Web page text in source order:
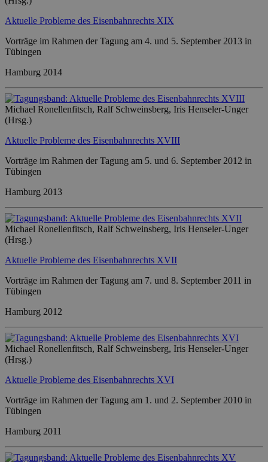
Aktuelle Probleme des Eisenbahnrechts XIX
Vorträge im Rahmen der Tagung am 4. und 5. September 2013 in
Tübingen
Hamburg 2014
Michael Ronellenfitsch, Ralf Schweinsberg, Iris Henseler-Unger
(Hrsg.)
Aktuelle Probleme des Eisenbahnrechts XVIII
Vorträge im Rahmen der Tagung am 5. und 6. September 2012 in
Tübingen
Hamburg 2013
Michael Ronellenfitsch, Ralf Schweinsberg, Iris Henseler-Unger
(Hrsg.)
Aktuelle Probleme des Eisenbahnrechts XVII
Vorträge im Rahmen der Tagung am 7. und 8. September 2011 in
Tübingen
Hamburg 2012
Michael Ronellenfitsch, Ralf Schweinsberg, Iris Henseler-Unger
(Hrsg.)
Aktuelle Probleme des Eisenbahnrechts XVI
Vorträge im Rahmen der Tagung am 1. und 2. September 2010 in
Tübingen
Hamburg 2011